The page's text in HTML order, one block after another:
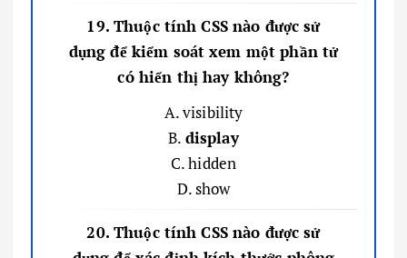
19. Thuộc tính CSS nào được sử
dụng để kiểm soát xem một phần tử
có hiển thị hay không?
A. visibility
B. display
C. hidden
D. show
20. Thuộc tính CSS nào được sử